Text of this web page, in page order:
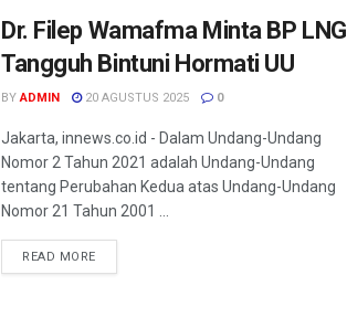
Dr. Filep Wamafma Minta BP LNG
Tangguh Bintuni Hormati UU
BY ADMIN 20 AGUSTUS 2025 0
Jakarta, innews.co.id - Dalam Undang-Undang
Nomor 2 Tahun 2021 adalah Undang-Undang
tentang Perubahan Kedua atas Undang-Undang
Nomor 21 Tahun 2001 ...
READ MORE